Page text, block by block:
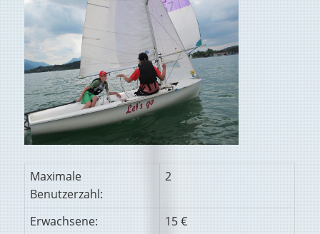
Maximale
Benutzerzahl:
2
Erwachsene:
15 €